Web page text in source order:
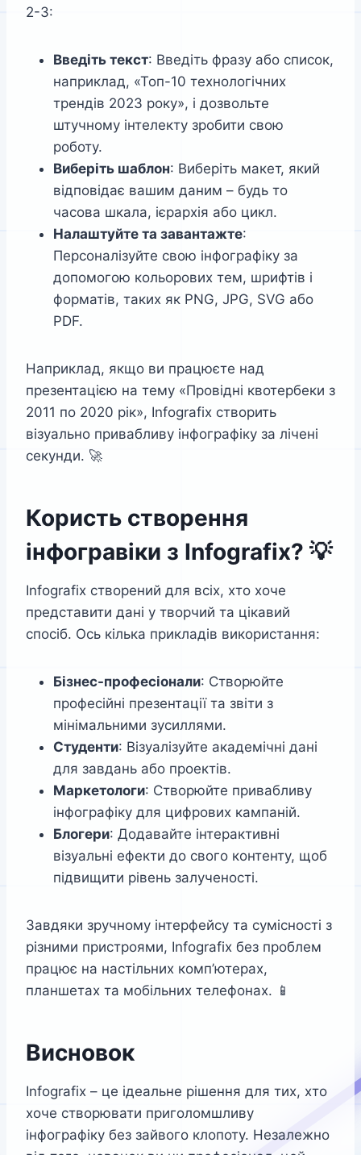
2-3:
Введіть текст: Введіть фразу або список,
наприклад, «Топ-10 технологічних
трендів 2023 року», і дозвольте
штучному інтелекту зробити свою
роботу.
Виберіть шаблон: Виберіть макет, який
відповідає вашим даним – будь то
часова шкала, ієрархія або цикл.
Налаштуйте та завантажте:
Персоналізуйте свою інфографіку за
допомогою кольорових тем, шрифтів і
форматів, таких як PNG, JPG, SVG або
PDF.
Наприклад, якщо ви працюєте над
презентацією на тему «Провідні квотербеки з
2011 по 2020 рік», Infografix створить
візуально привабливу інфографіку за лічені
секунди. 🚀
Користь створення
інфогравіки з Infografix? 💡
Infografix створений для всіх, хто хоче
представити дані у творчий та цікавий
спосіб. Ось кілька прикладів використання:
Бізнес-професіонали: Створюйте
професійні презентації та звіти з
мінімальними зусиллями.
Студенти: Візуалізуйте академічні дані
для завдань або проектів.
Маркетологи: Створюйте привабливу
інфографіку для цифрових кампаній.
Блогери: Додавайте інтерактивні
візуальні ефекти до свого контенту, щоб
підвищити рівень залученості.
Завдяки зручному інтерфейсу та сумісності з
різними пристроями, Infografix без проблем
працює на настільних комп’ютерах,
планшетах та мобільних телефонах. 📱
Висновок
Infografix – це ідеальне рішення для тих, хто
хоче створювати приголомшливу
інфографіку без зайвого клопоту. Незалежно